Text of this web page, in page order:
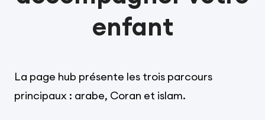
enfant
La page hub présente les trois parcours
principaux : arabe, Coran et islam.